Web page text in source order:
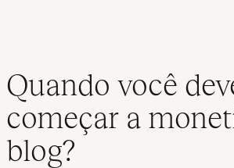
Quando você
começar a
blog?